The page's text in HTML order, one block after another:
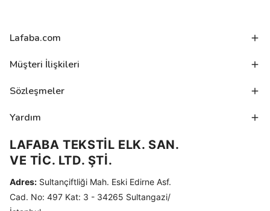
Lafaba.com
Müşteri İlişkileri
Sözleşmeler
Yardım
LAFABA TEKSTİL ELK. SAN.
VE TİC. LTD. ŞTİ.
Adres: Sultançiftliği Mah. Eski Edirne Asf.
Cad. No: 497 Kat: 3 - 34265 Sultangazi/